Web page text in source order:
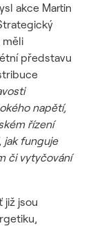
akce Martin
měli
představu
napětí,
řízení
jak funguje
či vytyčování
již jsou